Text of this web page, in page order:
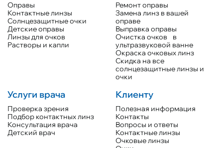
Оправы
Контактные линзы
Солнцезащитные очки
Детские оправы
Линзы для очков
Растворы и капли
Ремонт оправы
Замена линз в вашей
оправе
Выправка оправы
Очистка очков в
ультразвуковой ванне
Окраска очковых линз
Скидка на все
солнцезащитные линзы и
очки
Услуги врача
Проверка зрения
Подбор контактных линз
Консультация врача
Детский врач
Клиенту
Полезная информация
Контакты
Вопросы и ответы
Контактные линзы
Очковые линзы